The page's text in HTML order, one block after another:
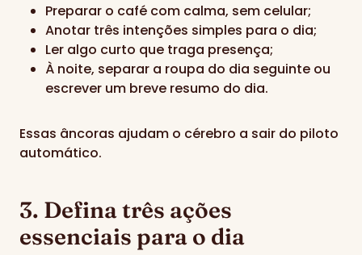
Preparar o café com calma, sem celular;
Anotar três intenções simples para o dia;
Ler algo curto que traga presença;
À noite, separar a roupa do dia seguinte ou
escrever um breve resumo do dia.
Essas âncoras ajudam o cérebro a sair do piloto
automático.
3. Defina três ações
essenciais para o dia